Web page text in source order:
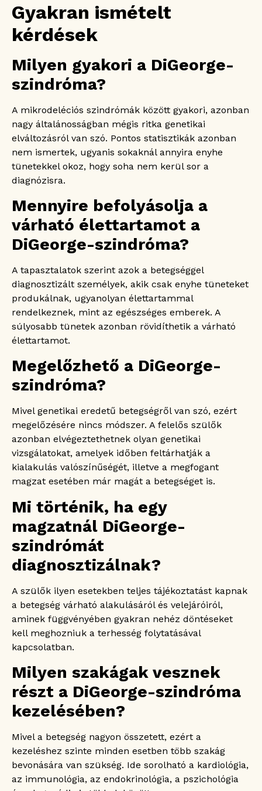
Gyakran ismételt
kérdések
Milyen gyakori a DiGeorge-
szindróma?
A mikrodeléciós szindrómák között gyakori, azonban
nagy általánosságban mégis ritka genetikai
elváltozásról van szó. Pontos statisztikák azonban
nem ismertek, ugyanis sokaknál annyira enyhe
tünetekkel okoz, hogy soha nem kerül sor a
diagnózisra.
Mennyire befolyásolja a
várható élettartamot a
DiGeorge-szindróma?
A tapasztalatok szerint azok a betegséggel
diagnosztizált személyek, akik csak enyhe tüneteket
produkálnak, ugyanolyan élettartammal
rendelkeznek, mint az egészséges emberek. A
súlyosabb tünetek azonban rövidíthetik a várható
élettartamot.
Megelőzhető a DiGeorge-
szindróma?
Mivel genetikai eredetű betegségről van szó, ezért
megelőzésére nincs módszer. A felelős szülők
azonban elvégeztethetnek olyan genetikai
vizsgálatokat, amelyek időben feltárhatják a
kialakulás valószínűségét, illetve a megfogant
magzat esetében már magát a betegséget is.
Mi történik, ha egy
magzatnál DiGeorge-
szindrómát
diagnosztizálnak?
A szülők ilyen esetekben teljes tájékoztatást kapnak
a betegség várható alakulásáról és velejáróiról,
aminek függvényében gyakran nehéz döntéseket
kell meghozniuk a terhesség folytatásával
kapcsolatban.
Milyen szakágak vesznek
részt a DiGeorge-szindróma
kezelésében?
Mivel a betegség nagyon összetett, ezért a
kezeléshez szinte minden esetben több szakág
bevonására van szükség. Ide sorolható a kardiológia,
az immunológia, az endokrinológia, a pszichológia